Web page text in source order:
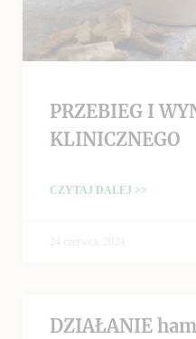
PRZEBIEG I
KLINICZNEGO
CZYTAJ DALEJ >>
24 czerwca, 2024
DZIAŁANIE